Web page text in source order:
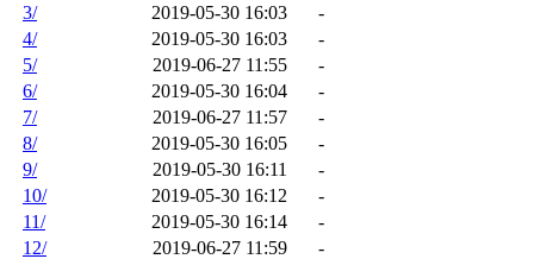
3/
2019-05-30 16:03
-
4/
2019-05-30 16:03
-
5/
2019-06-27 11:55
-
6/
2019-05-30 16:04
-
7/
2019-06-27 11:57
-
8/
2019-05-30 16:05
-
9/
2019-05-30 16:11
-
10/
2019-05-30 16:12
-
11/
2019-05-30 16:14
-
12/
2019-06-27 11:59 -